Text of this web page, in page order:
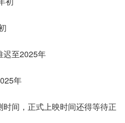
迟至2025年
年
间，正式上映时间还得等待正